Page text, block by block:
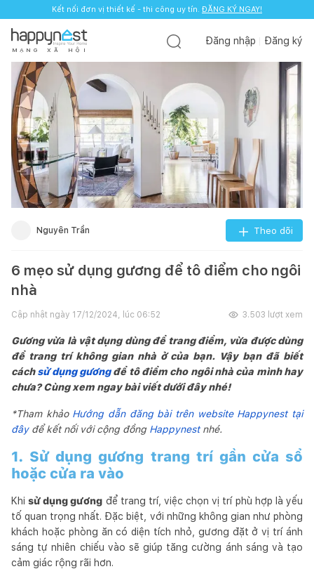
Kết nối đơn vị thiết kế - thi công uy tín. ĐĂNG KÝ NGAY!
M Ạ N G X Ã H Ộ I
Đăng nhập Đăng ký
Nguyên Trần Theo dõi
6 mẹo sử dụng gương để tô điểm cho ngôi
nhà
Cập nhật ngày 17/12/2024, lúc 06:52 3.503 lượt xem
Gương vừa là vật dụng dùng để trang điểm, vừa được dùng
để trang trí không gian nhà ở của bạn. Vậy bạn đã biết
cáchsử dụng gươngđể tô điểm cho ngôi nhà của mình hay
chưa? Cùng xem ngay bài viết dưới đây nhé!
*Tham khảo Hướng dẫn đăng bài trên website Happynest tại
đâyđể kết nối với cộng đồng Happynest nhé.
1. Sử dụng gương trang trí gần cửa sổ
hoặc cửa ra vào
Khisử dụng gương để trang trí, việc chọn vị trí phù hợp là yếu
tố quan trọng nhất. Đặc biệt, với những không gian như phòng
khách hoặc phòng ăn có diện tích nhỏ, gương đặt ở vị trí ánh
sáng tự nhiên chiếu vào sẽ giúp tăng cường ánh sáng và tạo
cảm giác rộng rãi hơn.